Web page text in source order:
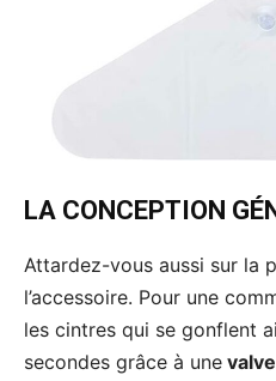
LA CONCEPTION
Attardez-vous aussi sur la
l’accessoire. Pour une
les cintres qui se gonflent
secondes grâce à une valve